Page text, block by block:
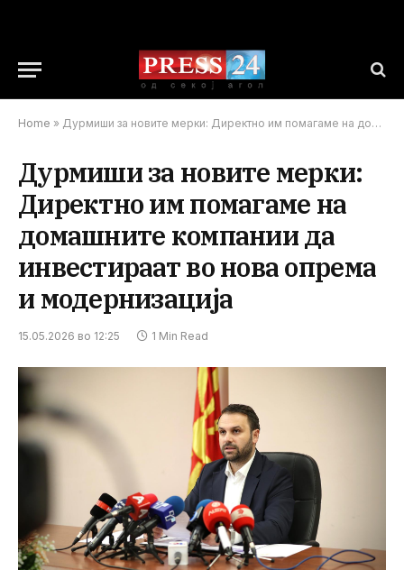
Home » Дурмиши за новите мерки: Директно им помагаме на домашните компании да инвестираат во нова опрема и модернизација
Дурмиши за новите мерки:
Директно им помагаме на
домашните компании да
инвестираат во нова опрема
и модернизација
15.05.2026 во 12:25 1 Min Read